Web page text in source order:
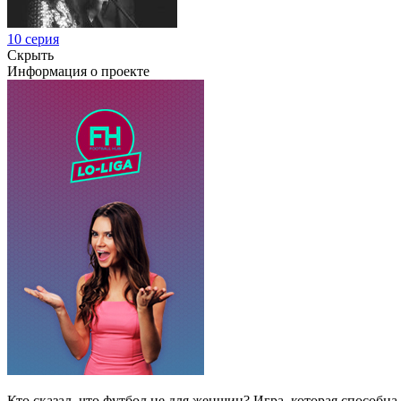
10 серия
Скрыть
Информация о проекте